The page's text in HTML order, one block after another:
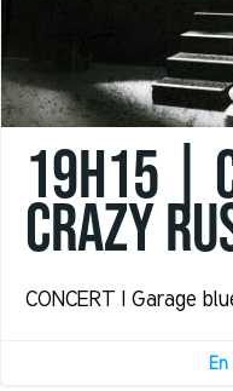
19h15 |
CRAZY
CONCERT | Garage